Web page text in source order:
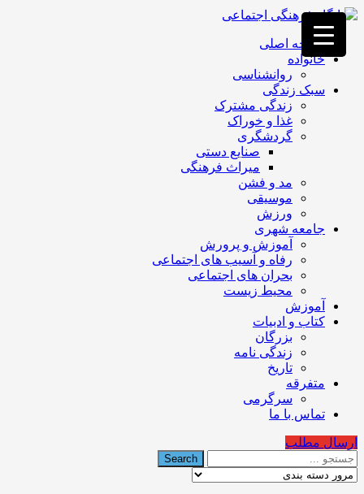
فصد
خون
غرب
تهران
خشکشویی
تصفیه
تهران
صفحه اصلی
خانواده
روانشناسی
سبک زندگی
زندگی مشترک
غذا و خوراک
گردشگری
صنایع دستی
میراث فرهنگی
مد و فشن
موسیقی
ورزش
جامعه شهری
آموزش و پرورش
رفاه و آسیب های اجتماعی
بحران های اجتماعی
محیط زیست
آموزش
کتاب و ادبیات
بزرگان
زندگی نامه
تاریخ
متفرقه
سرگرمی
تماس با ما
ارسال مطلب